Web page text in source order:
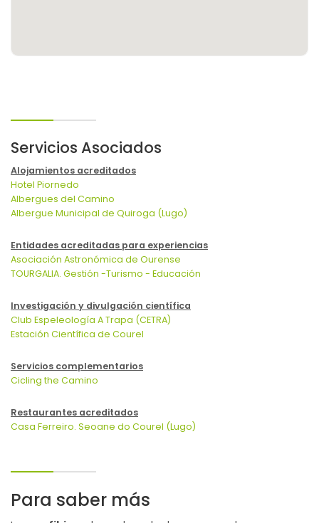
Servicios Asociados
Alojamientos acreditados
Hotel Piornedo
Albergues del Camino
Albergue Municipal de Quiroga (Lugo)
Entidades acreditadas para experiencias
Asociación Astronómica de Ourense
TOURGALIA. Gestión -Turismo - Educación
Investigación y divulgación científica
Club Espeleología A Trapa (CETRA)
Estación Científica de Courel
Servicios complementarios
Cicling the Camino
Restaurantes acreditados
Casa Ferreiro. Seoane do Courel (Lugo)
Para saber más